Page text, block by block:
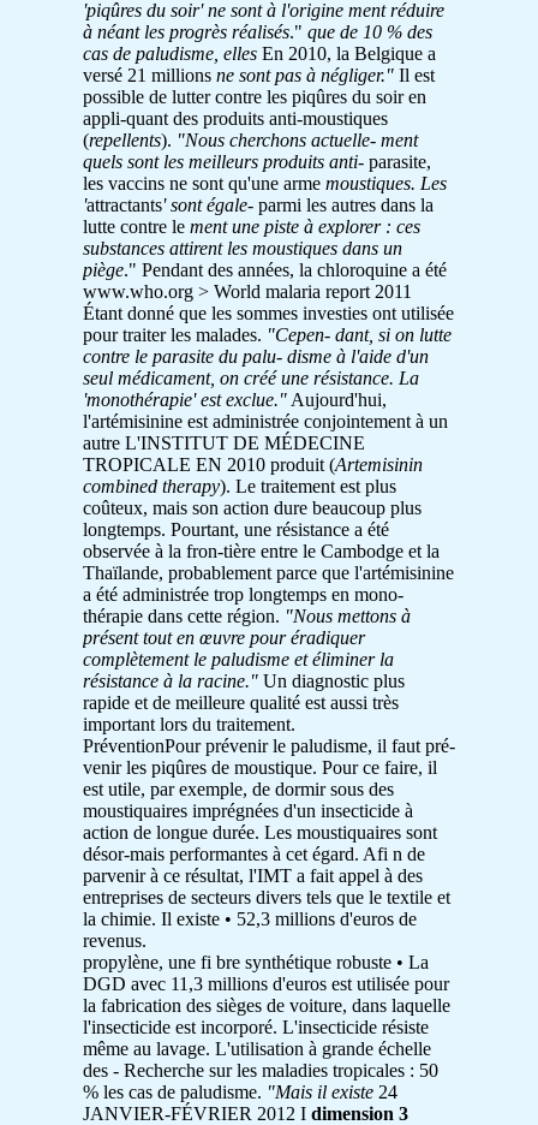
'piqûres du soir' ne sont à l'origine ment réduire
à néant les progrès réalisés." que de 10 % des
cas de paludisme, elles En 2010, la Belgique a
versé 21 millions ne sont pas à négliger." Il est
possible de lutter contre les piqûres du soir en
appli-quant des produits anti-moustiques
(repellents). "Nous cherchons actuelle- ment
quels sont les meilleurs produits anti- parasite,
les vaccins ne sont qu'une arme moustiques. Les
'attractants' sont égale- parmi les autres dans la
lutte contre le ment une piste à explorer : ces
substances attirent les moustiques dans un
piège." Pendant des années, la chloroquine a été
www.who.org > World malaria report 2011
Étant donné que les sommes investies ont utilisée
pour traiter les malades. "Cepen- dant, si on lutte
contre le parasite du palu- disme à l'aide d'un
seul médicament, on créé une résistance. La
'monothérapie' est exclue." Aujourd'hui,
l'artémisinine est administrée conjointement à un
autre L'INSTITUT DE MÉDECINE
TROPICALE EN 2010 produit (Artemisinin
combined therapy). Le traitement est plus
coûteux, mais son action dure beaucoup plus
longtemps. Pourtant, une résistance a été
observée à la fron-tière entre le Cambodge et la
Thaïlande, probablement parce que l'artémisinine
a été administrée trop longtemps en mono-
thérapie dans cette région. "Nous mettons à
présent tout en œuvre pour éradiquer
complètement le paludisme et éliminer la
résistance à la racine." Un diagnostic plus
rapide et de meilleure qualité est aussi très
important lors du traitement.
PréventionPour prévenir le paludisme, il faut pré-
venir les piqûres de moustique. Pour ce faire, il
est utile, par exemple, de dormir sous des
moustiquaires imprégnées d'un insecticide à
action de longue durée. Les moustiquaires sont
désor-mais performantes à cet égard. Afi n de
parvenir à ce résultat, l'IMT a fait appel à des
entreprises de secteurs divers tels que le textile et
la chimie. Il existe • 52,3 millions d'euros de
revenus.
propylène, une fi bre synthétique robuste • La
DGD avec 11,3 millions d'euros est utilisée pour
la fabrication des sièges de voiture, dans laquelle
l'insecticide est incorporé. L'insecticide résiste
même au lavage. L'utilisation à grande échelle
des - Recherche sur les maladies tropicales : 50
% les cas de paludisme. "Mais il existe 24
JANVIER-FÉVRIER 2012 I dimension 3